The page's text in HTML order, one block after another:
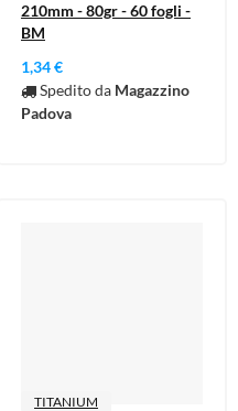
210mm - 80gr - 60 fogli -
BM
1,34 €
Spedito da Magazzino
Padova
TITANIUM